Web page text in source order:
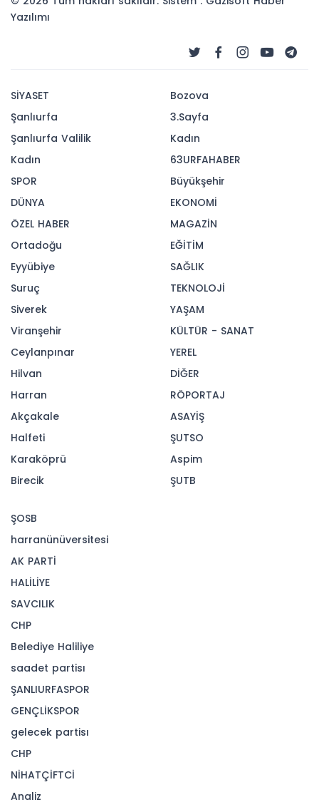
Çömez: ABD’nin
dayatmalarının olduğunu
İYİ Parti Grup Başkanvekili ve Balıkesir Milletvekili
Tuhan Çömez, Türkiye Büyük Millet Meclisi'nde
(TBMM) düzenlediği basın toplantısında
Amerika Birleşik Devletleri (ABD) ziyaretiyle ilgili
değerlendirme yaptı.
256OKUNMA